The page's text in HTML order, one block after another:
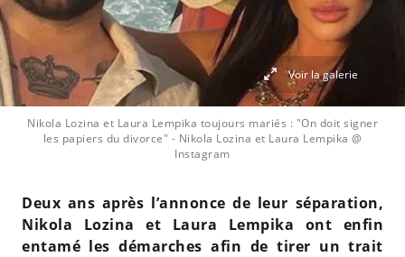
Nikola Lozina et Laura Lempika toujours mariés : "On doit signer
les papiers du divorce" - Nikola Lozina et Laura Lempika @
Instagram
Voir la galerie
Deux ans après l’annonce de leur séparation,
Nikola Lozina et Laura Lempika ont enfin
entamé les démarches afin de tirer un trait